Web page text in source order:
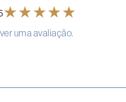
★★★★★
uma avaliação.